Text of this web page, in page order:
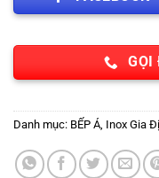
GỌI
Danh mục: BẾP Á, Inox Gia